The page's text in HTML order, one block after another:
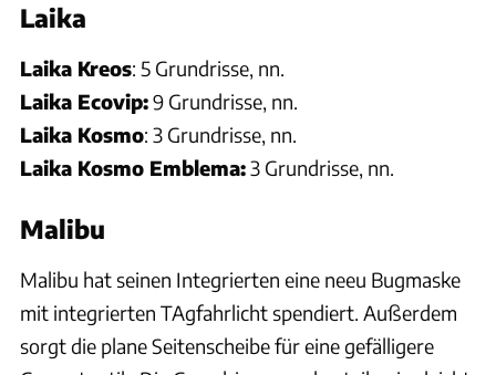
Laika
Laika Kreos: 5 Grundrisse, nn.
Laika Ecovip:9 Grundrisse, nn.
Laika Kosmo: 3 Grundrisse, nn.
Laika Kosmo Emblema:3 Grundrisse, nn.
Malibu
Malibu hat seinen Integrierten eine neeu Bugmaske
mit integrierten TAgfahrlicht spendiert. Außerdem
sorgt die plane Seitenscheibe für eine gefälligere